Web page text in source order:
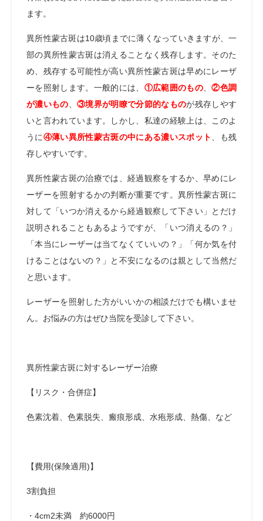
ます。
異所性蒙古斑は10歳頃までに薄くなっていきますが、一
部の異所性蒙古斑は消えることなく残存します。そのた
め、 残存する可能性が高い異所性蒙古斑は早めにレーザ
ーを照射します。一般的には、 ①広範囲のもの 、②色調
が濃いもの 、③境界が明瞭で分節的なものが残存しやす
いと言われています。しかし、私達の経験上は、このよ
うに④薄い異所性蒙古斑の中にある濃いスポット
、も残
存しやすいです。
異所性蒙古斑の治療では、経過観察をするか、早めにレ
ーザーを照射するかの判断が重要です。異所性蒙古斑に
対して「いつか消えるから経過観察して下さい」とだけ
説明されることもあるようですが、「いつ消えるの？」
「本当にレーザーは当てなくていいの？」「何か気を付
けることはないの？」と不安になるのは親として当然だ
と思います。
レーザーを照射した方がいいかの相談だけでも構いませ
ん。お悩みの方はぜひ当院を受診して下さい。
異所性蒙古斑に対するレーザー治療
【リスク・合併症】
色素沈着、色素脱失、瘢痕形成、水疱形成、熱傷、など
【費用(保険適用)】
3割負担
・ 4cm2未満 約6000円